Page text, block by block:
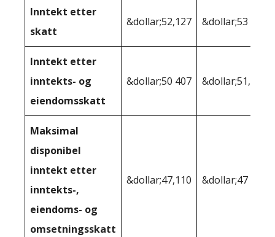
Inntekt etter
skatt
&dollar;52,127 &dollar;53 453
Inntekt etter
inntekts- og
eiendomsskatt
&dollar;50 407 &dollar;51,153
Maksimal
disponibel
inntekt etter
inntekts-,
eiendoms- og
omsetningsskatt
&dollar;47,110 &dollar;47 824